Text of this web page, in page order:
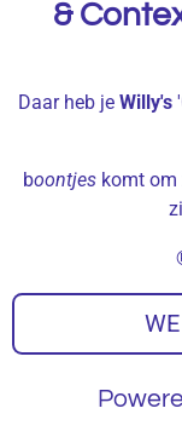
&
Daar heb jeWilly's
boontjes komt om